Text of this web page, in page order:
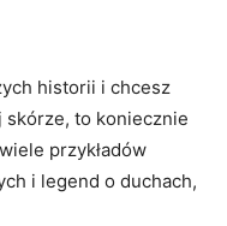
historii i ⁣chcesz
skórze, to koniecznie
przykładów
i ⁢legend o duchach,